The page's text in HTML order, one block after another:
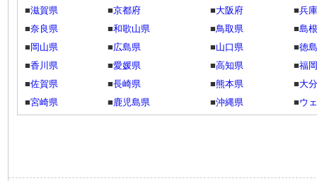
■滋賀県 ■京都府 ■大阪府 ■兵
■奈良県 ■和歌山県 ■鳥取県 ■島
■ 岡山県 ■広島県 ■山口県 ■徳
■香川県 ■愛媛県 ■高知県 ■福
■佐賀県 ■長崎県 ■熊本県 ■大
■宮崎県 ■鹿児島県 ■沖縄県 ■ウ